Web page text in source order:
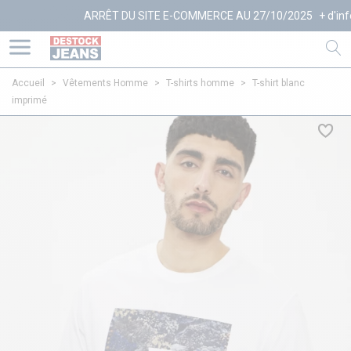
ARRÊT DU SITE E-COMMERCE AU 27/10/2025 + d'infos
Accueil > Vêtements Homme > T-shirts homme >
T-shirt blanc
imprimé